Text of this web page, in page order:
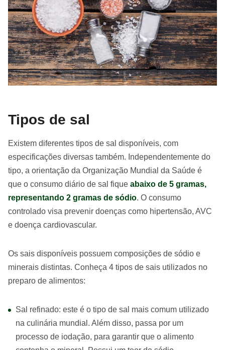
Tipos de sal
Existem diferentes tipos de sal disponíveis, com
especificações diversas também. Independentemente do
tipo, a orientação da Organização Mundial da Saúde é
que o consumo diário de sal fique abaixo de 5 gramas,
representando 2 gramas de sódio. O consumo
controlado visa prevenir doenças como hipertensão, AVC
e doença cardiovascular.
Os sais disponíveis possuem composições de sódio e
minerais distintas. Conheça 4 tipos de sais utilizados no
preparo de alimentos:
Sal refinado: este é o tipo de sal mais comum utilizado
na culinária mundial. Além disso, passa por um
processo de iodação, para garantir que o alimento